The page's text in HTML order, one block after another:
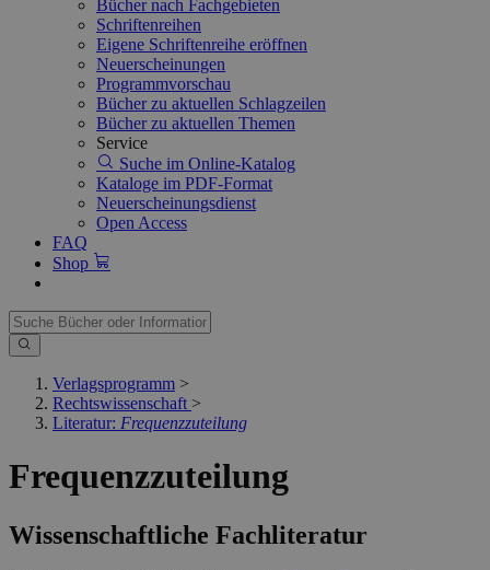
Bücher nach Fachgebieten
Schriftenreihen
Eigene Schriftenreihe eröffnen
Neuerscheinungen
Programmvorschau
Bücher zu aktuellen Schlagzeilen
Bücher zu aktuellen Themen
Service
Suche im Online-Katalog
Kataloge im PDF-Format
Neuerscheinungsdienst
Open Access
FAQ
Shop
Verlagsprogramm >
Rechtswissenschaft >
Literatur: Frequenzzuteilung
Frequenzzuteilung
Wissenschaftliche Fachliteratur